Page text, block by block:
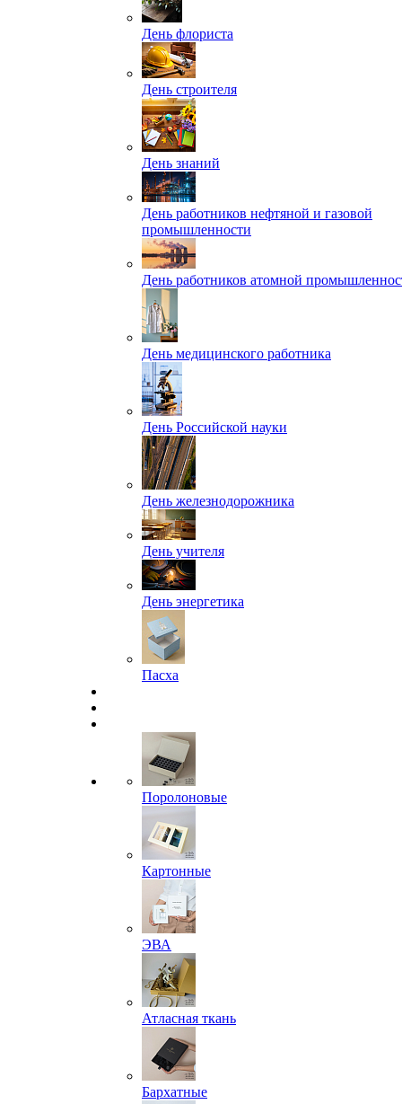
День флориста
День строителя
День знаний
День работников нефтяной и газовой
промышленности
День работников атомной
День медицинского работника
День Российской науки
День железнодорожника
День учителя
День энергетика
Пасха
Поролоновые
Картонные
ЭВА
Атласная ткань
Бархатные